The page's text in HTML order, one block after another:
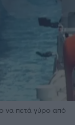
να πετά γύρο από